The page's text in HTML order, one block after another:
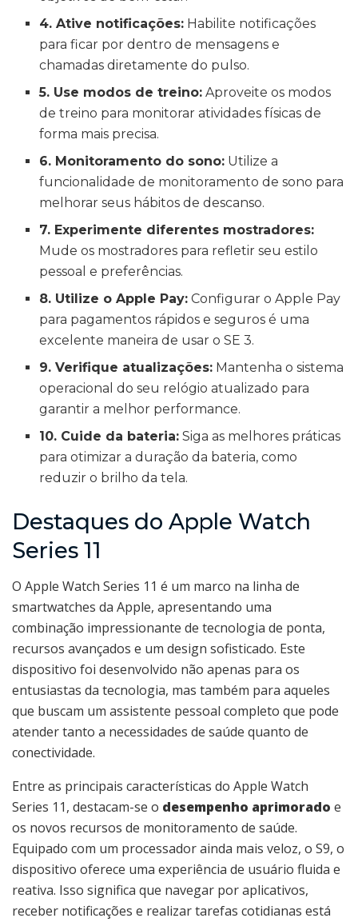
4. Ative notificações: Habilite notificações
para ficar por dentro de mensagens e
chamadas diretamente do pulso.
5. Use modos de treino: Aproveite os modos
de treino para monitorar atividades físicas de
forma mais precisa.
6. Monitoramento do sono: Utilize a
funcionalidade de monitoramento de sono para
melhorar seus hábitos de descanso.
7. Experimente diferentes mostradores:
Mude os mostradores para refletir seu estilo
pessoal e preferências.
8. Utilize o Apple Pay: Configurar o Apple Pay
para pagamentos rápidos e seguros é uma
excelente maneira de usar o SE 3.
9. Verifique atualizações: Mantenha o sistema
operacional do seu relógio atualizado para
garantir a melhor performance.
10. Cuide da bateria: Siga as melhores práticas
para otimizar a duração da bateria, como
reduzir o brilho da tela.
Destaques do Apple Watch
Series 11
O Apple Watch Series 11 é um marco na linha de
smartwatches da Apple, apresentando uma
combinação impressionante de tecnologia de ponta,
recursos avançados e um design sofisticado. Este
dispositivo foi desenvolvido não apenas para os
entusiastas da tecnologia, mas também para aqueles
que buscam um assistente pessoal completo que pode
atender tanto a necessidades de saúde quanto de
conectividade.
Entre as principais características do Apple Watch
Series 11, destacam-se o desempenho aprimorado e
os novos recursos de monitoramento de saúde.
Equipado com um processador ainda mais veloz, o S9, o
dispositivo oferece uma experiência de usuário fluida e
reativa. Isso significa que navegar por aplicativos,
receber notificações e realizar tarefas cotidianas está